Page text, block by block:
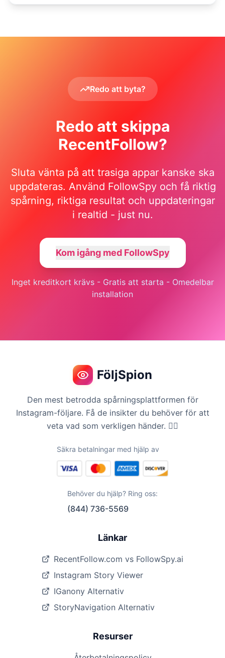
Redo att byta?
Redo att skippa
RecentFollow?
Sluta vänta på att trasiga appar kanske ska
uppdateras. Använd FollowSpy och få riktig
spårning, riktiga resultat och uppdateringar
i realtid - just nu.
Kom igång med FollowSpy
Inget kreditkort krävs - Gratis att starta - Omedelbar
installation
FöljSpion
Den mest betrodda spårningsplattformen för
Instagram-följare. Få de insikter du behöver för att
veta vad som verkligen händer. 🕵️‍♀️
Säkra betalningar med hjälp av
Behöver du hjälp? Ring oss:
(844) 736-5569
Länkar
RecentFollow.com vs FollowSpy.ai
Instagram Story Viewer
IGanony Alternativ
StoryNavigation Alternativ
Resurser